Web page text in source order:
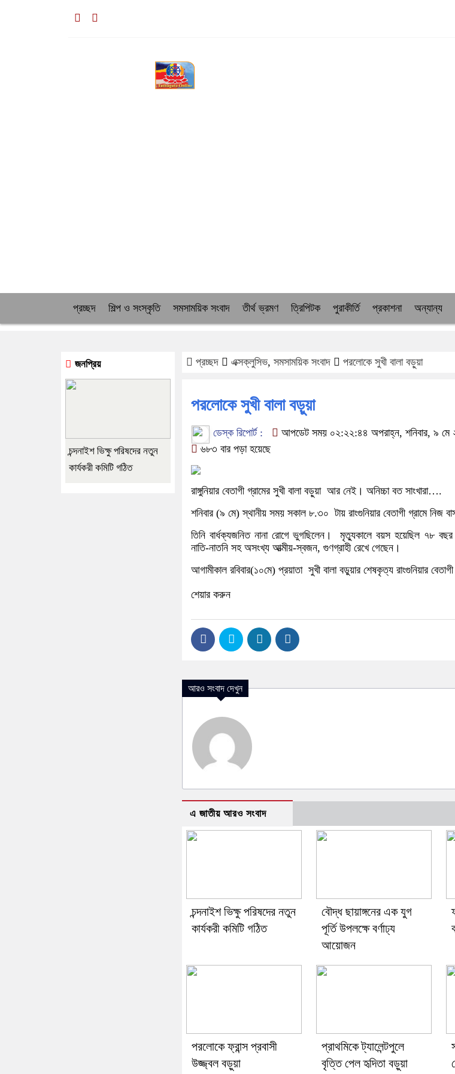
প্রচ্ছদ শিল্প ও সংস্কৃতি সমসাময়িক সংবাদ তীর্থ ভ্রমণ ত্রিপিটক পুরাকীর্তি প্রকাশনা অন্যান্য
প্রচ্ছদ এক্সক্লুসিভ, সমসাময়িক সংবাদ পরলোকে সুখী বালা বড়ুয়া
পরলোকে সুখী বালা বড়ুয়া
ডেস্ক রিপোর্ট :
আপডেট সময় ০২:২২:৪৪ অপরাহ্ন, শনিবার, ৯ মে
৬৮৩ বার পড়া হয়েছে
রাঙ্গুনিয়ার বেতাগী গ্রামের সুখী বালা বড়ুয়া আর নেই। অনিচ্চা বত সাংখারা….
শনিবার (৯ মে) স্থানীয় সময় সকাল ৮.৩০ টায় রাংগুনিয়ার বেতাগী গ্রামে নিজ
তিনি বার্ধক্যজনিত নানা রোগে ভুগছিলেন। মৃত্যুকালে বয়স হয়েছিল ৭৮
নাতি-নাতনি সহ অসংখ্য আত্মীয়-স্বজন, গুণগ্রাহী রেখে গেছেন।
আগামীকাল রবিবার(১০মে) প্রয়াতা সুখী বালা বড়ুয়ার শেষকৃত্য রাংগুনিয়ার
শেয়ার করুন
আরও সংবাদ দেখুন
এ জাতীয় আরও সংবাদ
চন্দনাইশ ভিক্ষু পরিষদের নতুন
কার্যকরী কমিটি গঠিত
বৌদ্ধ ছায়াঙ্গনের এক যুগ
পূর্তি উপলক্ষে বর্ণাঢ্য
আয়োজন
পরলোকে ফ্রান্স প্রবাসী
উজ্জ্বল বড়ুয়া
প্রাথমিকে ট্যালেন্টপুলে
বৃত্তি পেল হৃদিতা বড়ুয়া
জনপ্রিয়
চন্দনাইশ ভিক্ষু পরিষদের নতুন
কার্যকরী কমিটি গঠিত